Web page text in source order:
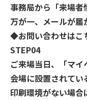
事務局から「来場者
万が一、メールが
◆お問い合わせはこ
STEP04
ご来場当日、「マ
会場に設置されて
印刷環境がない場